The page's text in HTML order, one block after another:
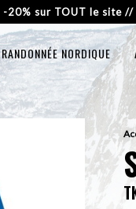
-20% sur TOUT le site //
RANDONNÉE NORDIQUE